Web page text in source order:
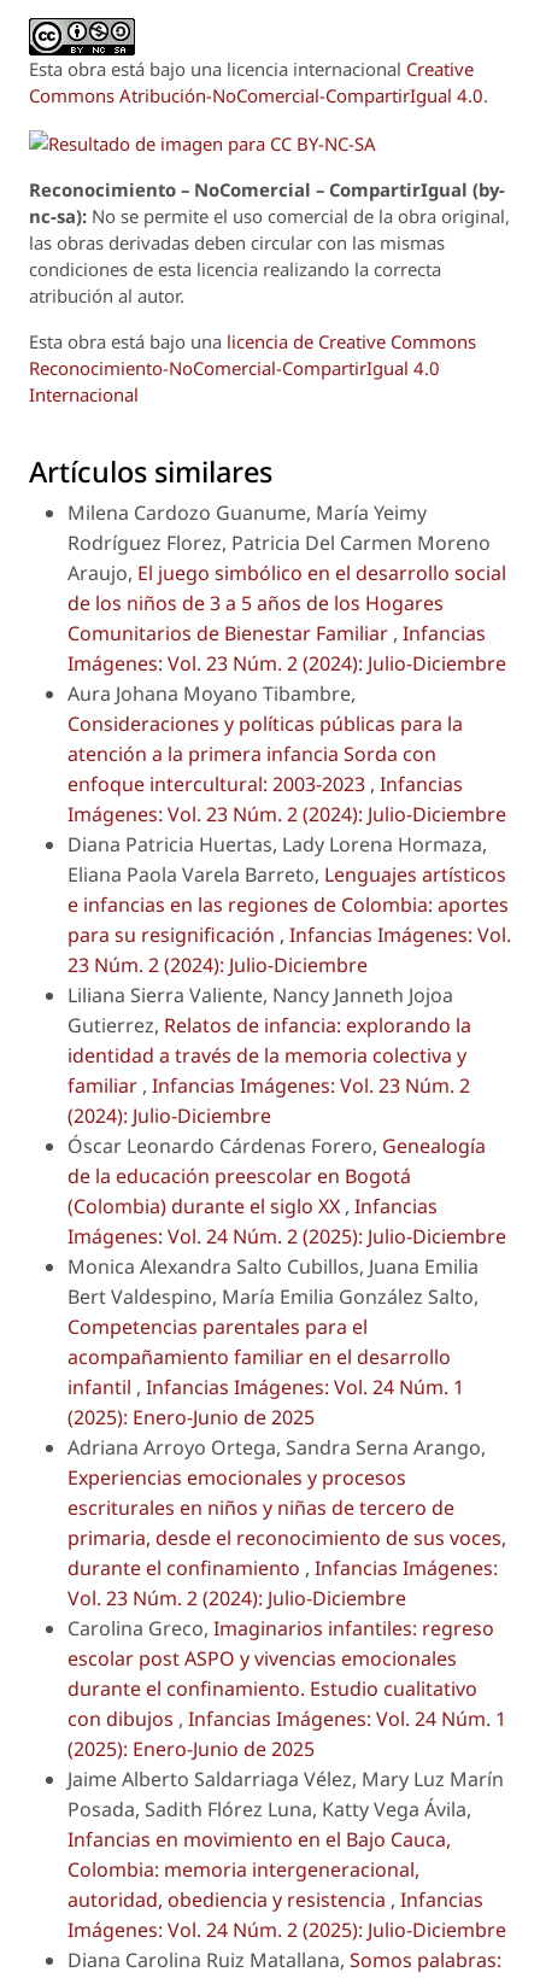
Esta obra está bajo una licencia internacional Creative
Commons Atribución-NoComercial-CompartirIgual 4.0.
Reconocimiento – NoComercial – CompartirIgual (by-
nc-sa): No se permite el uso comercial de la obra original,
las obras derivadas deben circular con las mismas
condiciones de esta licencia realizando la correcta
atribución al autor.
Esta obra está bajo una licencia de Creative Commons
Reconocimiento-NoComercial-CompartirIgual 4.0
Internacional
Artículos similares
Milena Cardozo Guanume, María Yeimy
Rodríguez Florez, Patricia Del Carmen Moreno
Araujo, El juego simbólico en el desarrollo social
de los niños de 3 a 5 años de los Hogares
Comunitarios de Bienestar Familiar , Infancias
Imágenes: Vol. 23 Núm. 2 (2024): Julio-Diciembre
Aura Johana Moyano Tibambre,
Consideraciones y políticas públicas para la
atención a la primera infancia Sorda con
enfoque intercultural: 2003-2023 , Infancias
Imágenes: Vol. 23 Núm. 2 (2024): Julio-Diciembre
Diana Patricia Huertas, Lady Lorena Hormaza,
Eliana Paola Varela Barreto, Lenguajes artísticos
e infancias en las regiones de Colombia: aportes
para su resignificación , Infancias Imágenes: Vol.
23 Núm. 2 (2024): Julio-Diciembre
Liliana Sierra Valiente, Nancy Janneth Jojoa
Gutierrez, Relatos de infancia: explorando la
identidad a través de la memoria colectiva y
familiar , Infancias Imágenes: Vol. 23 Núm. 2
(2024): Julio-Diciembre
Óscar Leonardo Cárdenas Forero, Genealogía
de la educación preescolar en Bogotá
(Colombia) durante el siglo XX , Infancias
Imágenes: Vol. 24 Núm. 2 (2025): Julio-Diciembre
Monica Alexandra Salto Cubillos, Juana Emilia
Bert Valdespino, María Emilia González Salto,
Competencias parentales para el
acompañamiento familiar en el desarrollo
infantil , Infancias Imágenes: Vol. 24 Núm. 1
(2025): Enero-Junio de 2025
Adriana Arroyo Ortega, Sandra Serna Arango,
Experiencias emocionales y procesos
escriturales en niños y niñas de tercero de
primaria, desde el reconocimiento de sus voces,
durante el confinamiento , Infancias Imágenes:
Vol. 23 Núm. 2 (2024): Julio-Diciembre
Carolina Greco, Imaginarios infantiles: regreso
escolar post ASPO y vivencias emocionales
durante el confinamiento. Estudio cualitativo
con dibujos , Infancias Imágenes: Vol. 24 Núm. 1
(2025): Enero-Junio de 2025
Jaime Alberto Saldarriaga Vélez, Mary Luz Marín
Posada, Sadith Flórez Luna, Katty Vega Ávila,
Infancias en movimiento en el Bajo Cauca,
Colombia: memoria intergeneracional,
autoridad, obediencia y resistencia , Infancias
Imágenes: Vol. 24 Núm. 2 (2025): Julio-Diciembre
Diana Carolina Ruiz Matallana, Somos palabras: